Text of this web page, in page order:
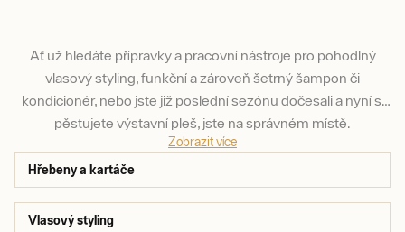
Ať už hledáte přípravky a pracovní nástroje pro pohodlný
vlasový styling, funkční a zároveň šetrný šampon či
kondicionér, nebo jste již poslední sezónu dočesali a nyní si
pěstujete výstavní pleš, jste na správném místě.
Zobrazit více
Hřebeny a kartáče
Vlasový styling